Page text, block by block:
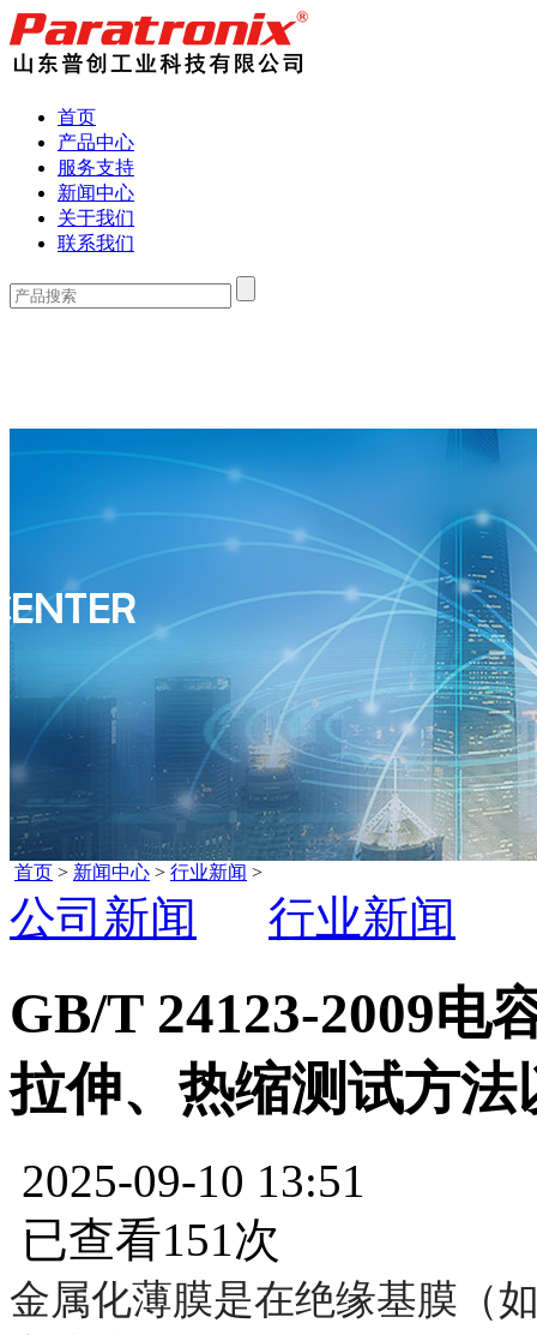
首页
产品中心
服务支持
新闻中心
关于我们
联系我们
首页 > 新闻中心 > 行业新闻 >
公司新闻 行业新闻
GB/T 24123-2009电
拉伸、热缩测试方法
2025-09-10 13:51
已查看151次
金属化薄膜是在绝缘基膜（